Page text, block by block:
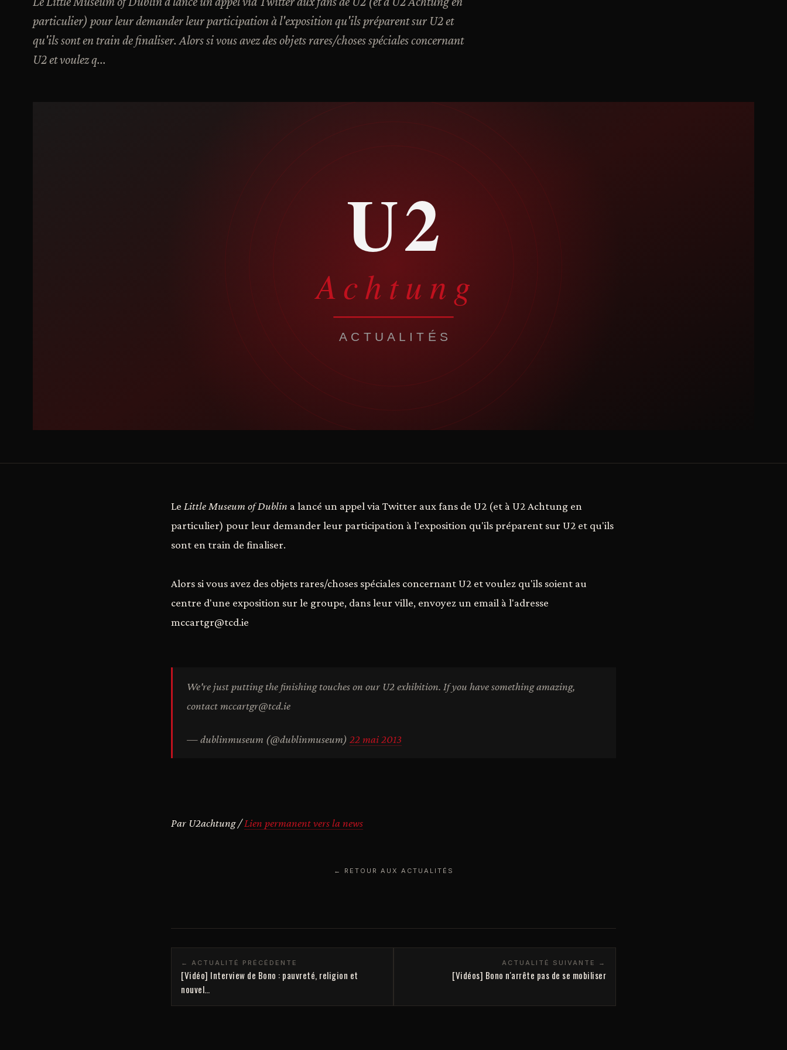
particulier) pour leur demander leur participation à l'exposition qu'ils préparent sur U2 et
qu'ils sont en train de finaliser. Alors si vous avez des objets rares/choses spéciales concernant
U2 et voulez q...
Le Little Museum of Dublin a lancé un appel via Twitter aux fans de U2 (et à U2 Achtung en
particulier) pour leur demander leur participation à l'exposition qu'ils préparent sur U2 et qu'ils
sont en train de finaliser.
Alors si vous avez des objets rares/choses spéciales concernant U2 et voulez qu'ils soient au
centre d'une exposition sur le groupe, dans leur ville, envoyez un email à l'adresse
mccartgr@tcd.ie
We're just putting the finishing touches on our U2 exhibition. If you have something amazing,
contact mccartgr@tcd.ie
— dublinmuseum (@dublinmuseum) 22 mai 2013
Par U2achtung /Lien permanent vers la news
← RETOUR AUX ACTUALITÉS
← ACTUALITÉ PRÉCÉDENTE
[Vidéo] Interview de Bono : pauvreté, religion et
nouvel…
ACTUALITÉ SUIVANTE →
[Vidéos] Bono n'arrête pas de se mobiliser